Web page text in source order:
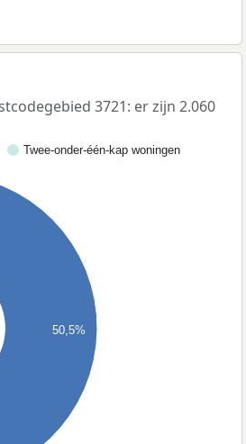
3721: er zijn 2.060
Twee-onder-één-kap woningen
50,5%